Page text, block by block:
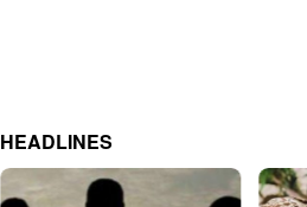
HEADLINES